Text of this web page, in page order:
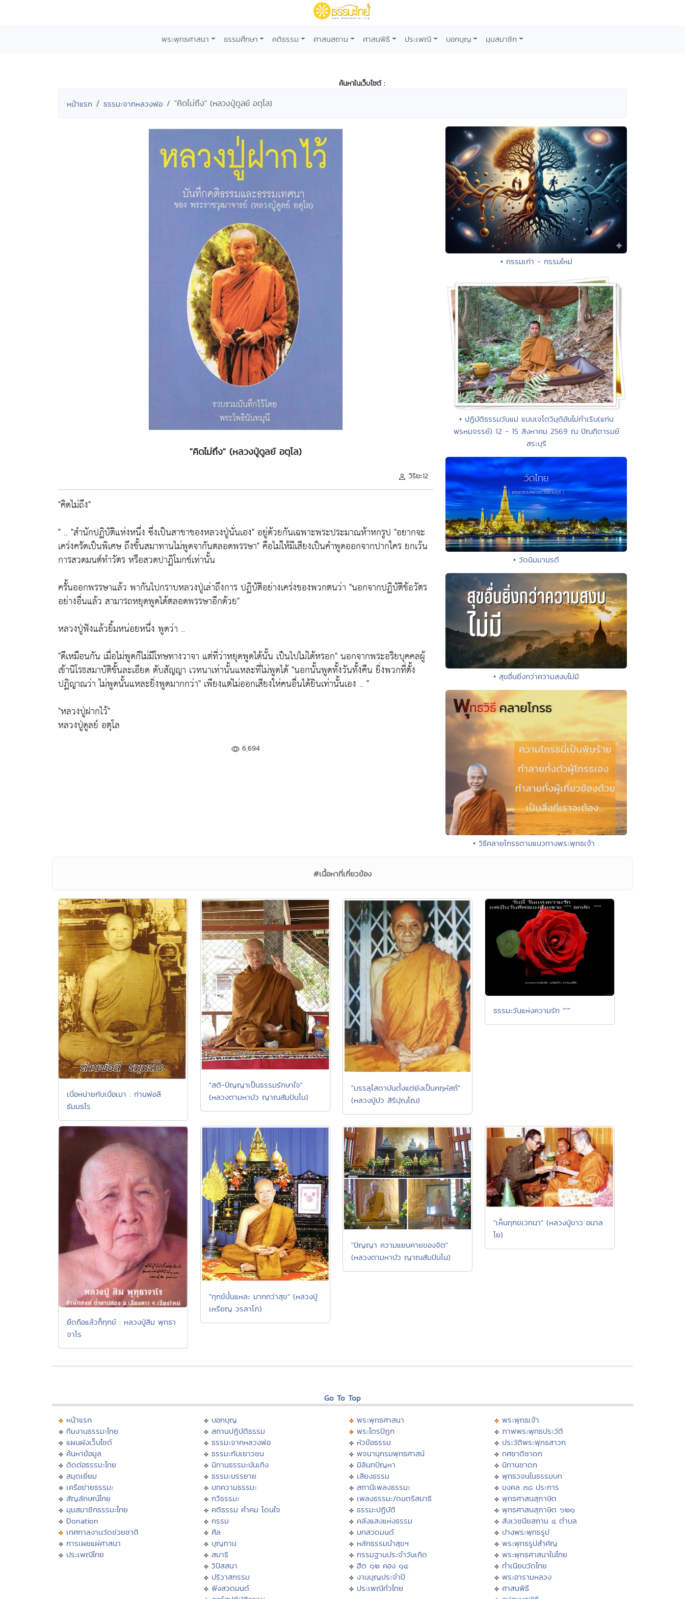
พระพุทธศาสนา ธรรมศึกษา คติธรรม ศาสนสถาน ศาสนพิธี ประเพณี บอกบุญ มุมสมาชิก
ค้นหาในเว็บไซต์ :
หน้าแรก ธรรมะจากหลวงพ่อ "คิดไม่ถึง" (หลวงปู่ดูลย์ อตุโล)
"คิดไม่ถึง" (หลวงปู่ดูลย์ อตุโล)
วิริยะ12
"คิดไม่ถึง"
" .. "สำนักปฏิบัติแห่งหนึ่ง ซึ่งเป็นสาขาของหลวงปู่นั่นเอง" อยู่ด้วยกันเฉพาะพระประมาณห้าหกรูป "อยากจะ
เคร่งครัดเป็นพิเศษ ถึงขั้นสมาทานไม่พูดจากันตลอดพรรษา" คือไม่ให้มีเสียงเป็นคำพูดออกจากปากใคร ยกเว้น
การสวดมนต์ทำวัตร หรือสวดปาฏิโมกข์เท่านั้น
ครั้นออกพรรษาแล้ว พากันไปกราบหลวงปู่เล่าถึงการ ปฏิบัติอย่างเคร่งของพวกตนว่า "นอกจากปฏิบัติข้อวัตร
อย่างอื่นแล้ว สามารถหยุดพูดได้ตลอดพรรษาอีกด้วย"
หลวงปู่ฟังแล้วยิ้มหน่อยหนึ่ง พูดว่า ..
"ดีเหมือนกัน เมื่อไม่พูดก็ไม่มีโทษทางวาจา แต่ที่ว่าหยุดพูดได้นั้น เป็นไปไม่ได้หรอก" นอกจากพระอริยบุคคลผู้
เข้านิโรธสมาบัติขั้นละเอียด ดับสัญญา เวทนาเท่านั้นแหละที่ไม่พูดได้ "นอกนั้นพูดทั้งวันทั้งคืน ยิ่งพวกที่ตั้ง
ปฏิญาณว่า ไม่พูดนั้นแหละยิ่งพูดมากกว่า" เพียงแต่ไม่ออกเสียงให่คนอื่นได้ยินเท่านั้นเอง .. "
"หลวงปู่ฝากไว้"
หลวงปู่ดูลย์ อตุโล
6,694
• กรรมเก่า - กรรมใหม่
• ปฏิบัติธรรมวันแม่ แบบเจโตวิมุติอันไม่กำเริบ(แก่น
พรหมจรรย์) 12 - 15 สิงหาคม 2569 ณ ปัณฑิตารมย์
สระบุรี
• วัดนิมมานรดี
• สุขอื่นยิ่งกว่าความสงบไม่มี
• วิธีคลายโกรธตามแนวทางพระพุทธเจ้า .
#เนื้อหาที่เกี่ยวข้อง
เบื่อหน่ายกับเบื่อเมา : ท่านพ่อลี
ธัมมธโร
"สติ-ปัญญาเป็นธรรมรักษาใจ"
(หลวงตามหาบัว ญาณสัมปันโน)
"บรรลุโสดาบันตั้งแต่ยังเป็นคฤหัสถ์"
(หลวงปู่บัว สิริปุณฺโณ)
ธรรมะวันแห่งความรัก “””
ยึดถือแล้วก็ทุกข์ : หลวงปู่สิม พุทธา
จาโร
"ทุกข์นั้นแหละ มากกว่าสุข" (หลวงปู่
เหรียญ วรลาโภ)
"ปัญญา ความแยบคายของจิต"
(หลวงตามหาบัว ญาณสัมปันโน)
"เห็นทุกขเวทนา" (หลวงปู่ขาว อนาล
โย)
Go To Top
หน้าแรก
ทีมงานธรรมะไทย
แผนผังเว็บไซต์
ค้นหาข้อมูล
ติดต่อธรรมะไทย
สมุดเยี่ยม
เครือข่ายธรรมะ
สัญลักษณ์ไทย
มุมสมาชิกธรรมะไทย
Donation
เทศกาลงานวัดช่วยชาติ
การเผยแผ่ศาสนา
ประเพณีไทย
บอกบุญ
สถานปฏิบัติธรรม
ธรรมะจากหลวงพ่อ
ธรรมะกับเยาวชน
นิทานธรรมะบันเทิง
ธรรมะบรรยาย
บทความธรรมะ
กวีธรรมะ
คติธรรม คำคม โดนใจ
กรรม
ศีล
บุญทาน
สมาธิ
วิปัสสนา
ปริวาสกรรม
ฟังสวดมนต์
พระพุทธศาสนา
พระไตรปิฏก
หัวข้อธรรม
พจนานุกรมพุทธศาสน์
มิลินทปัญหา
เสียงธรรม
สถานีเพลงธรรมะ
เพลงธรรมะ/ดนตรีสมาธิ
ธรรมะปฏิบัติ
คลังแสงแห่งธรรม
บทสวดมนต์
หลักธรรมนำสุขฯ
กรรมฐานประจำวันเกิด
ฮีต ๑๒ คอง ๑๔
งานบุญประจำปี
ประเพณีทั่วไทย
พระพุทธเจ้า
ภาพพระพุทธประวัติ
ประวัติพระพุทธสาวก
ทศชาติชาดก
นิทานชาดก
พุทธวจนในธรรมบท
มงคล ๓๘ ประการ
พุทธศาสนสุภาษิต
พุทธศาสนสุภาษิต ๖๒๑
สังเวชนียสถาน ๔ ตำบล
ปางพระพุทธรูป
พระพุทธรูปสำคัญ
พระพุทธศาสนาในไทย
ทำเนียบวัดไทย
พระอารามหลวง
ศาสนพิธี